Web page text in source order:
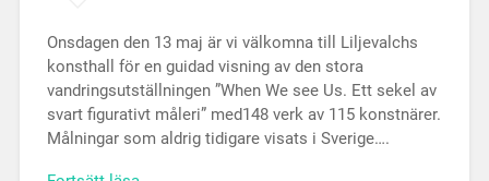
Onsdagen den 13 maj är vi välkomna till Liljevalchs
konsthall för en guidad visning av den stora
vandringsutställningen ”When We see Us. Ett sekel av
svart figurativt måleri” med148 verk av 115 konstnärer.
Målningar som aldrig tidigare visats i Sverige….